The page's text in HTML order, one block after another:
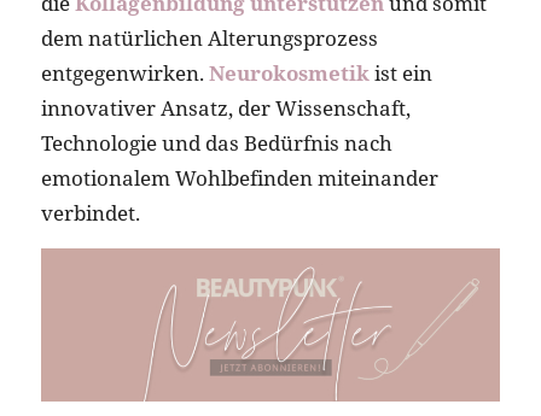
dem natürlichen Alterungsprozess
entgegenwirken. Neurokosmetikist ein
innovativer Ansatz, der Wissenschaft,
Technologie und das Bedürfnis nach
emotionalem Wohlbefinden miteinander
verbindet.